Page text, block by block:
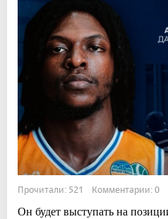
Прочитали: 521 Комментарии: 0
Он будет выступать на